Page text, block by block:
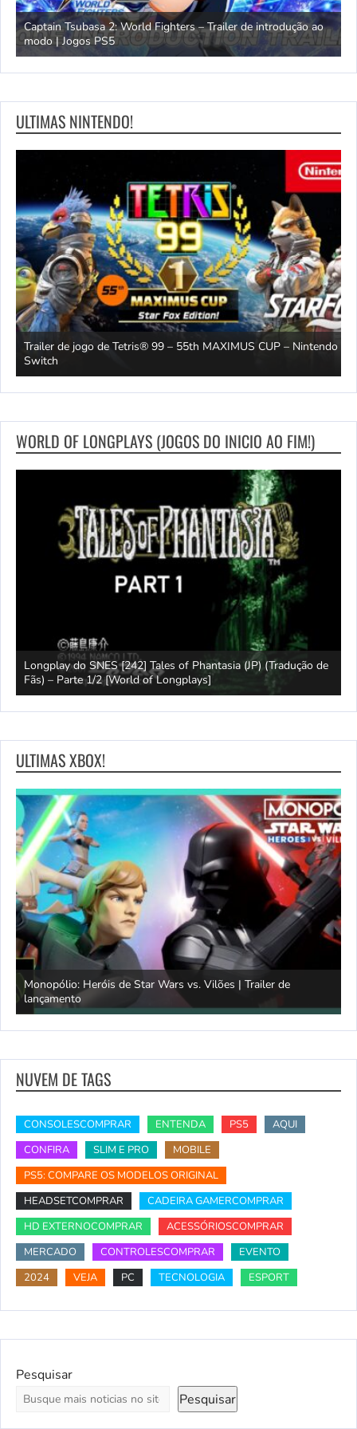
Captain Tsubasa 2: World Fighters – Trailer de introdução ao
modo | Jogos PS5
ULTIMAS NINTENDO!
Trailer de jogo de Tetris® 99 – 55th MAXIMUS CUP – Nintendo
Switch
WORLD OF LONGPLAYS (JOGOS DO INICIO AO FIM!)
Longplay do SNES [242] Tales of Phantasia (JP) (Tradução de
Fãs) – Parte 1/2 [World of Longplays]
ULTIMAS XBOX!
Monopólio: Heróis de Star Wars vs. Vilões | Trailer de
lançamento
NUVEM DE TAGS
CONSOLESCOMPRAR ENTENDA PS5
AQUI
CONFIRA
SLIM E PRO
MOBILE
PS5: COMPARE OS MODELOS ORIGINAL
HEADSETCOMPRAR
CADEIRA GAMERCOMPRAR
HD EXTERNOCOMPRAR
ACESSÓRIOSCOMPRAR
MERCADO
CONTROLESCOMPRAR
EVENTO
2024
VEJA PC TECNOLOGIA ESPORT
Pesquisar
Pesquisar